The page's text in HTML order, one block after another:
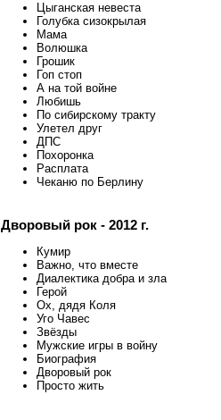
Цыганская невеста
Голубка сизокрылая
Мама
Волюшка
Грошик
Гоп стоп
А на той войне
Любишь
По сибирскому тракту
Улетел друг
ДПС
Похоронка
Расплата
Чеканю по Берлину
Дворовый рок - 2012 г.
Кумир
Важно, что вместе
Диалектика добра и зла
Герой
Ох, дядя Коля
Уго Чавес
Звёзды
Мужские игры в войну
Биография
Дворовый рок
Просто жить